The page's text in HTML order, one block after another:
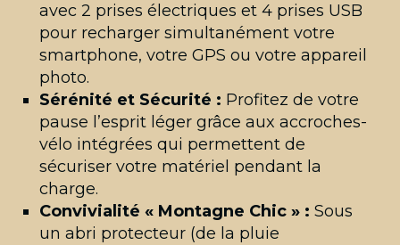
avec 2 prises électriques et 4 prises USB
pour recharger simultanément votre
smartphone, votre GPS ou votre appareil
photo.
Sérénité et Sécurité : Profitez de votre
pause l’esprit léger grâce aux accroches-
vélo intégrées qui permettent de
sécuriser votre matériel pendant la
charge.
Convivialité « Montagne Chic » : Sous
un abri protecteur (de la pluie